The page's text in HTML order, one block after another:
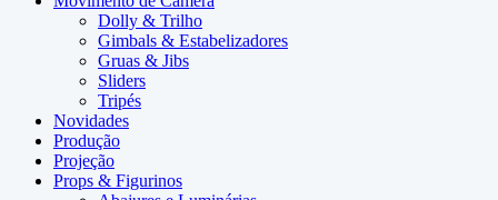
Dolly & Trilho
Gimbals & Estabelizadores
Gruas & Jibs
Sliders
Tripés
Novidades
Produção
Projeção
Props & Figurinos